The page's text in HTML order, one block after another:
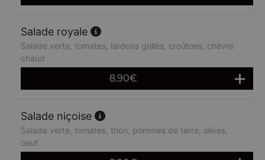
Salade royale
Salade verte, tomates, lardons grillés, croûtons, chèvre
chaud
8.90€
Salade niçoise
Salade verte, tomates, thon, pommes de terre, olives,
oeuf